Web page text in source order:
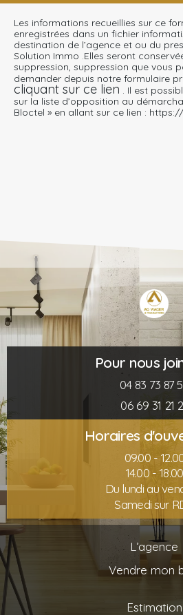
Les informations recueillies sur ce
enregistrées dans un fichier
destination de l’agence et ou du
Solution Immo .Elles seront
suppression, suppression que vous
demander depuis notre formulaire
cliquant sur ce lien . Il est
sur la liste d’opposition au
Bloctel » en allant sur ce lien :
Pour nous
04 83 73 87
06 69 31 21
Horaires
09.00 -
14.00 - 18.00
Du lundi au
Samedi sur
L’agence
Vendre mon
Estimation